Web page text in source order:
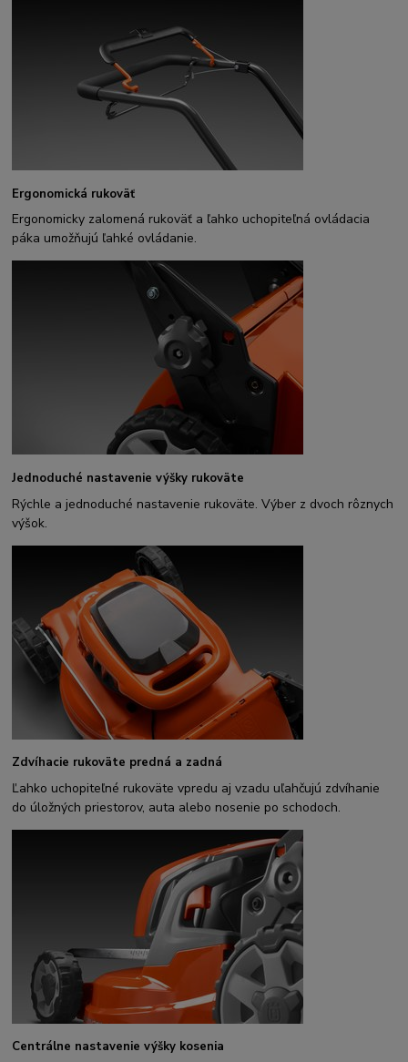
Ergonomická rukoväť
Ergonomicky zalomená rukoväť a ľahko uchopiteľná ovládacia
páka umožňujú ľahké ovládanie.
Jednoduché nastavenie výšky rukoväte
Rýchle a jednoduché nastavenie rukoväte. Výber z dvoch rôznych
výšok.
Zdvíhacie rukoväte predná a zadná
Ľahko uchopiteľné rukoväte vpredu aj vzadu uľahčujú zdvíhanie
do úložných priestorov, auta alebo nosenie po schodoch.
Centrálne nastavenie výšky kosenia